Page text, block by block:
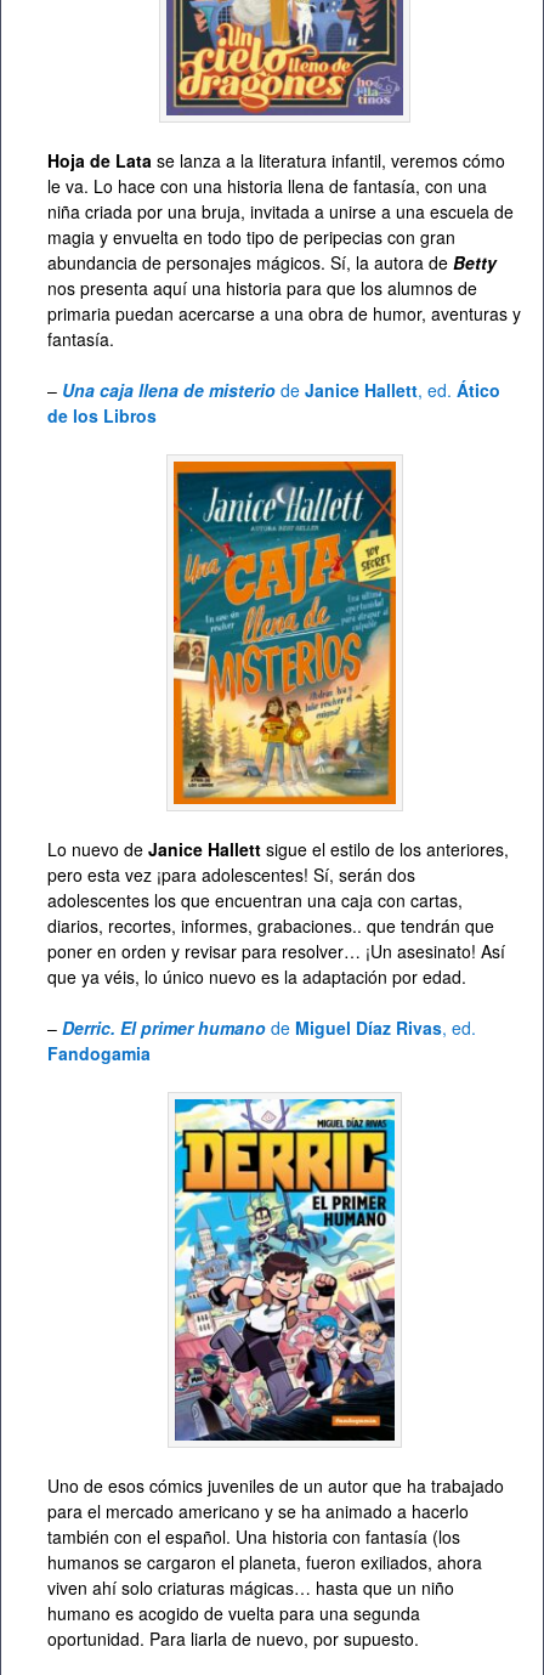
Hoja de Lata se lanza a la literatura infantil, veremos cómo
le va. Lo hace con una historia llena de fantasía, con una
niña criada por una bruja, invitada a unirse a una escuela de
magia y envuelta en todo tipo de peripecias con gran
abundancia de personajes mágicos. Sí, la autora de Betty
nos presenta aquí una historia para que los alumnos de
primaria puedan acercarse a una obra de humor, aventuras y
fantasía.
– Una caja llena de misterio de Janice Hallett, ed. Ático
de los Libros
Lo nuevo de Janice Hallett sigue el estilo de los anteriores,
pero esta vez ¡para adolescentes! Sí, serán dos
adolescentes los que encuentran una caja con cartas,
diarios, recortes, informes, grabaciones.. que tendrán que
poner en orden y revisar para resolver… ¡Un asesinato! Así
que ya véis, lo único nuevo es la adaptación por edad.
– Derric. El primer humano de Miguel Díaz Rivas, ed.
Fandogamia
Uno de esos cómics juveniles de un autor que ha trabajado
para el mercado americano y se ha animado a hacerlo
también con el español. Una historia con fantasía (los
humanos se cargaron el planeta, fueron exiliados, ahora
viven ahí solo criaturas mágicas… hasta que un niño
humano es acogido de vuelta para una segunda
oportunidad. Para liarla de nuevo, por supuesto.